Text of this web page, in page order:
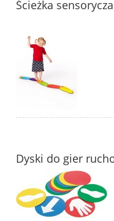
Ścieżka
Dyski do gier